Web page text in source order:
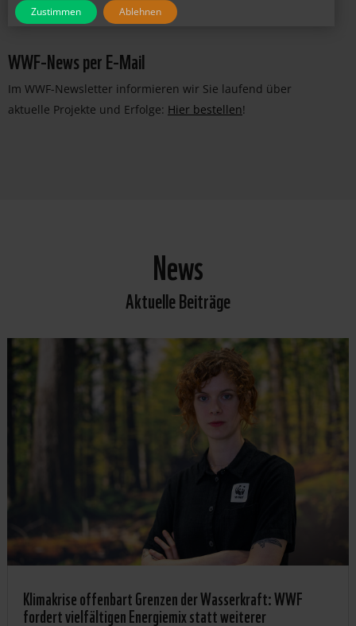
WWF-News per E-Mail
Im WWF-Newsletter informieren wir Sie laufend über
aktuelle Projekte und Erfolge: Hier bestellen!
News
Aktuelle Beiträge
Klimakrise offenbart Grenzen der Wasserkraft: WWF
fordert vielfältigen Energiemix statt weiterer
Zustimmen Ablehnen